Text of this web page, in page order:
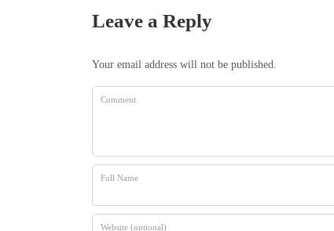
Leave a Reply
Your email address will not be published.
Comment
Full Name
Website (optional)